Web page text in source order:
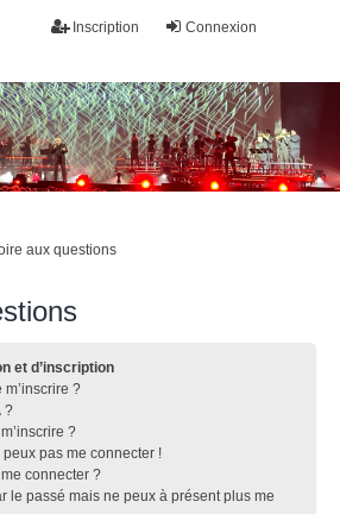
Connexion
Inscription
aux questions
et d’inscription
?
?
?
pas me connecter !
connecter ?
le passé mais ne peux à présent plus me